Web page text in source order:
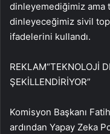
dinleyemediğimiz
dinleyeceğimiz sivil
ifadelerini kullandı.
REKLAM“TEKNOLOJİ
ŞEKİLLENDİRİYOR”
Komisyon Başkanı
ardından Yapay Zeka